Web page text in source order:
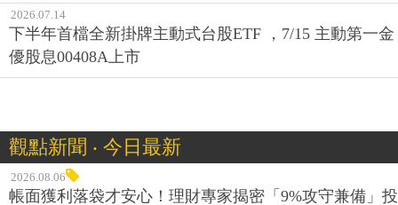
2026.07.14
下半年首檔全新掛牌主動式台股ETF ，7/15 主動第一金
優股息00408A上市
觀點新聞 ‧ 今日最新
2026.08.06
帳面獲利落袋才安心！理財專家揭密「9%攻守兼備」投